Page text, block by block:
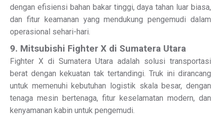
dengan efisiensi bahan bakar tinggi, daya tahan luar biasa,
dan fitur keamanan yang mendukung pengemudi dalam
operasional sehari-hari.
9. Mitsubishi Fighter X di Sumatera Utara
Fighter X di Sumatera Utara adalah solusi transportasi
berat dengan kekuatan tak tertandingi. Truk ini dirancang
untuk memenuhi kebutuhan logistik skala besar, dengan
tenaga mesin bertenaga, fitur keselamatan modern, dan
kenyamanan kabin untuk pengemudi.